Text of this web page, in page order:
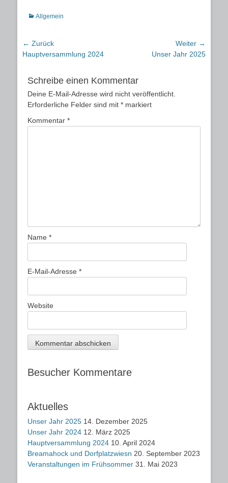
Kategorien
Allgemein
Beitragsnavigation
← Zurück
Vorheriger
Hauptversammlung 2024
Weiter →
Unser Jahr 2025
Schreibe einen Kommentar
Deine E-Mail-Adresse wird nicht veröffentlicht.
Erforderliche Felder sind mit * markiert
Kommentar *
Name *
E-Mail-Adresse *
Website
Besucher Kommentare
Aktuelles
Unser Jahr 2025 14. Dezember 2025
Unser Jahr 2024 12. März 2025
Hauptversammlung 2024 10. April 2024
Breamahock und Dorfplatzwiesn 20. September 2023
Veranstaltungen im Frühsommer 31. Mai 2023